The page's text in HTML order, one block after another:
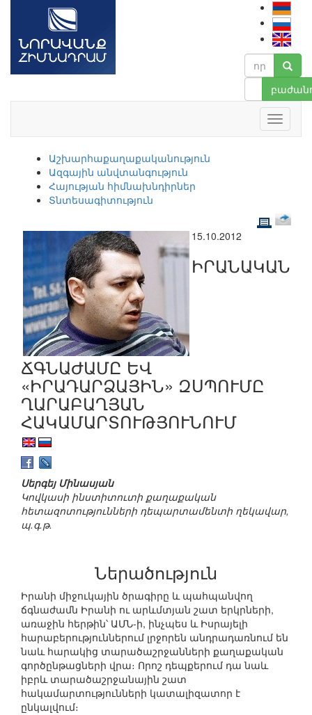
Աշխարհաքաղաքականություն
Ազգային անվտանգություն
Հայության հիմնախնդիրներ
Տնտեսագիտություն
15.10.2012
ԻՐԱՆԱԿԱՆ
ՃԳՆԱԺԱՄԸ ԵՎ
«ԻՐԱԴԱՐՁԱՅԻՆ» ԶՍՊՈՒՄԸ
ՂԱՐԱԲԱՂՅԱՆ
ՀԱԿԱՄԱՐՏՈՒԹՅՈՒՆՈՒՄ
Սերգեյ Մինասյան
Կովկասի ինստիտուտի քաղաքական
հետազոտությունների դեպարտամենտի ղեկավար,
պ.գ.թ.
Ներածություն
Իրանի միջուկային ծրագիրը և պահպանվող
ճգնաժամն Իրանի ու արևմտյան շատ երկրների,
առաջին հերթին՝ ԱՄՆ-ի, ինչպես և Իսրայելի
հարաբերություններում լրջորեն անդրադառնում են
նաև հարակից տարածաշրջանների քաղաքական
գործընթացների վրա։ Որոշ դեպքերում դա նաև
իբրև տարածաշրջանային շատ
հակամարտությունների կատալիզատոր է
ընկալվում։